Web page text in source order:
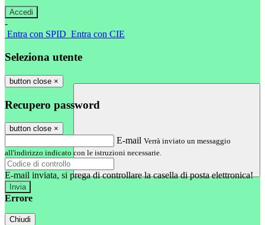
-
Entra con SPID Entra con CIE
Seleziona utente
button close ×
Recupero password
button close ×
E-mail Verrà inviato un messaggio
all'indirizzo indicato con le istruzioni necessarie.
E-mail inviata, si prega di controllare la casella di posta elettronica!
Errore
Chiudi